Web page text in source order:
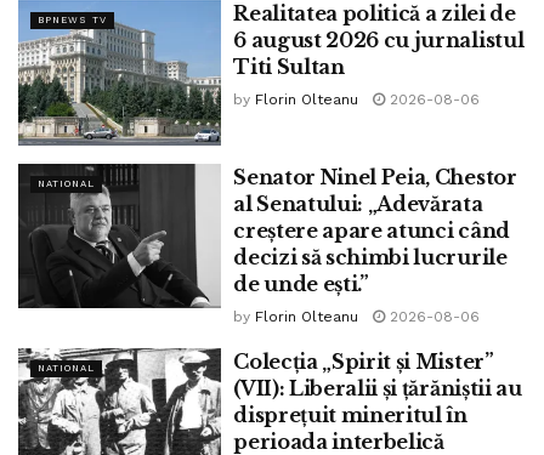
BPNEWS TV
Realitatea politică a zilei de
6 august 2026 cu jurnalistul
Titi Sultan
by Florin Olteanu 2026-08-06
NATIONAL
Senator Ninel Peia, Chestor
al Senatului: „Adevărata
creștere apare atunci când
decizi să schimbi lucrurile
de unde ești.”
by Florin Olteanu 2026-08-06
NATIONAL
Colecția „Spirit și Mister”
(VII): Liberalii și țărăniștii au
disprețuit mineritul în
perioada interbelică